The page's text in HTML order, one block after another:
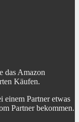
das Amazon
Käufen.
einem Partner etwas
Partner bekommen.